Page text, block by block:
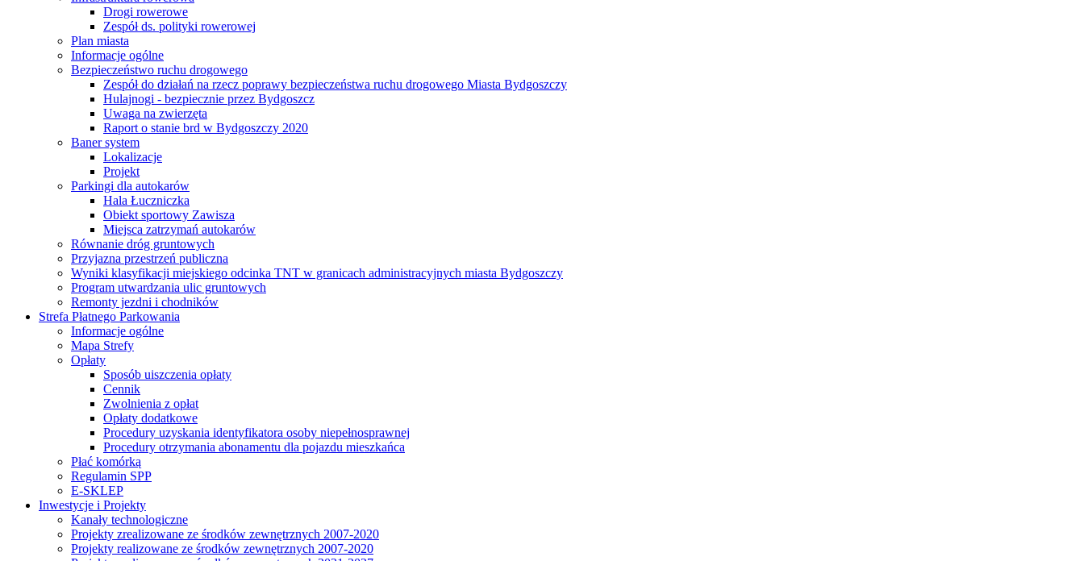
Drogi rowerowe
Zespół ds. polityki rowerowej
Plan miasta
Informacje ogólne
Bezpieczeństwo ruchu drogowego
Zespół do działań na rzecz poprawy bezpieczeństwa ruchu drogowego Miasta Bydgoszczy
Hulajnogi - bezpiecznie przez Bydgoszcz
Uwaga na zwierzęta
Raport o stanie brd w Bydgoszczy 2020
Baner system
Lokalizacje
Projekt
Parkingi dla autokarów
Hala Łuczniczka
Obiekt sportowy Zawisza
Miejsca zatrzymań autokarów
Równanie dróg gruntowych
Przyjazna przestrzeń publiczna
Wyniki klasyfikacji miejskiego odcinka TNT w granicach administracyjnych miasta Bydgoszczy
Program utwardzania ulic gruntowych
Remonty jezdni i chodników
Strefa Płatnego Parkowania
Informacje ogólne
Mapa Strefy
Opłaty
Sposób uiszczenia opłaty
Cennik
Zwolnienia z opłat
Opłaty dodatkowe
Procedury uzyskania identyfikatora osoby niepełnosprawnej
Procedury otrzymania abonamentu dla pojazdu mieszkańca
Płać komórką
Regulamin SPP
E-SKLEP
Inwestycje i Projekty
Kanały technologiczne
Projekty zrealizowane ze środków zewnętrznych 2007-2020
Projekty realizowane ze środków zewnętrznych 2007-2020